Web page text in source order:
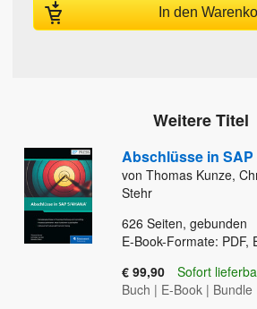
In den
Weitere Titel
Abschlüsse in SAP
von Thomas Kunze,
Stehr
626 Seiten, gebunden
E-Book-Formate: PDF,
€ 99,90
Sofort
Buch | E-Book | Bundle